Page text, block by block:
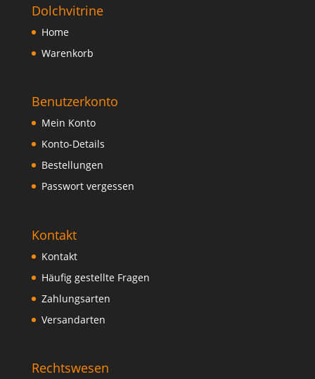
Dolchvitrine
Home
Warenkorb
Benutzerkonto
Mein Konto
Konto-Details
Bestellungen
Passwort vergessen
Kontakt
Kontakt
Häufig gestellte Fragen
Zahlungsarten
Versandarten
Rechtswesen